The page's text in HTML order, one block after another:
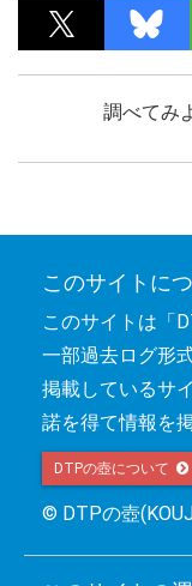
調べてみ
このサイトに
このサイトは「
一部過去ログ形
掲載しているサ
諾を得て情報を
DTPの壺について
© DTPの壺